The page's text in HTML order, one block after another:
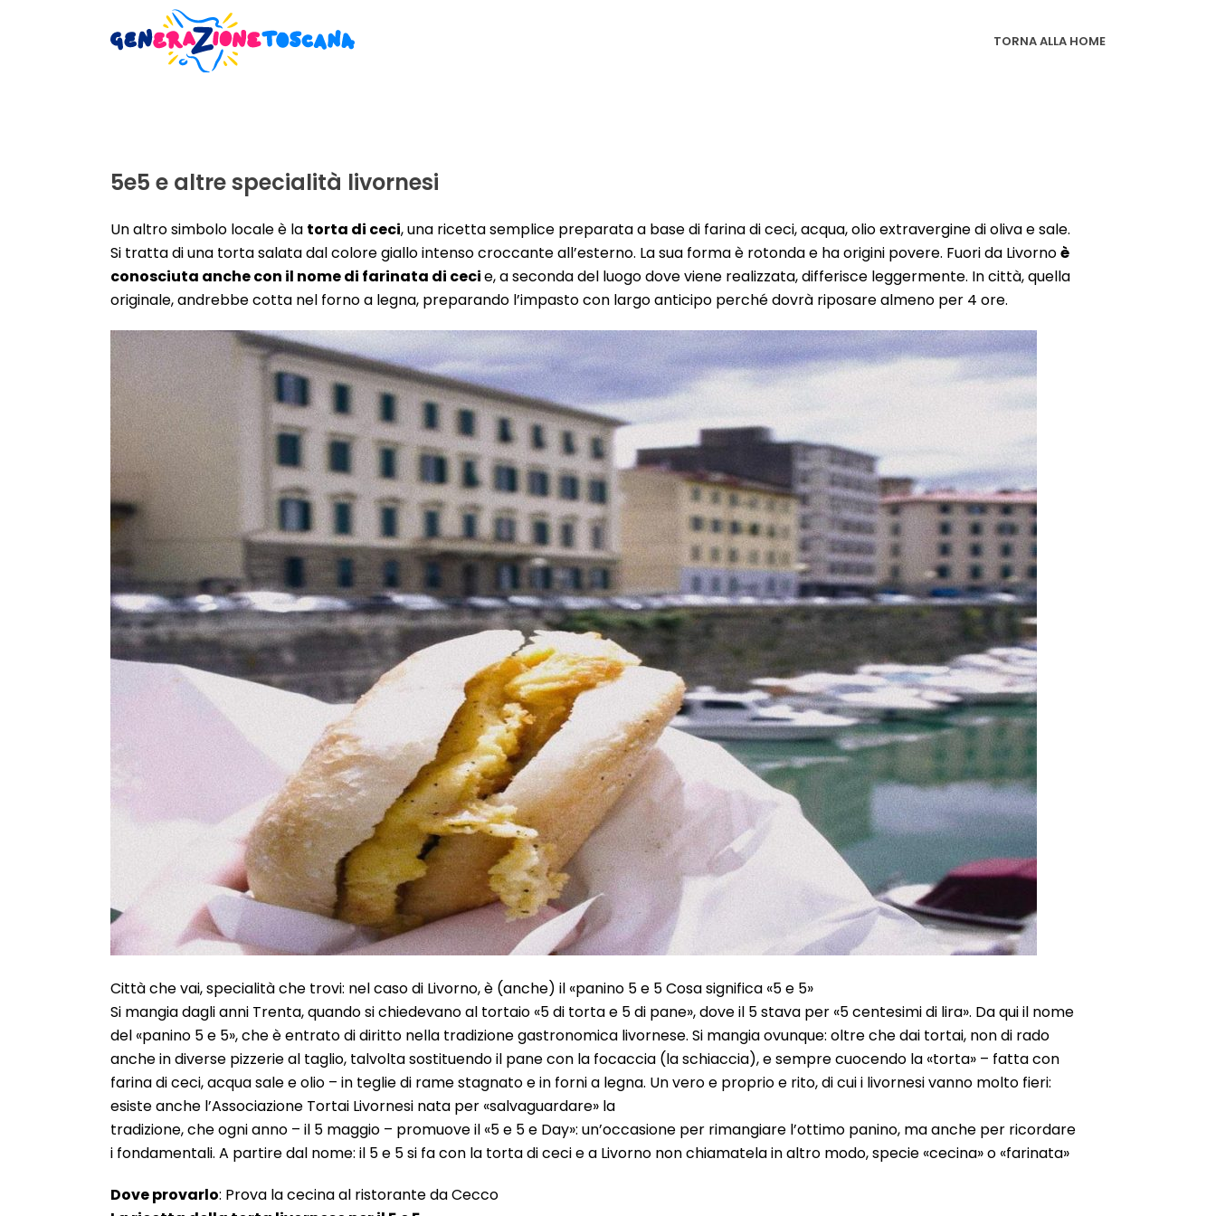
TORNA ALLA HOME
5e5 e altre specialità livornesi
Un altro simbolo locale è la torta di ceci, una ricetta semplice preparata a base di farina di ceci, acqua, olio extravergine di oliva e sale.
Si tratta di una torta salata dal colore giallo intenso croccante all’esterno. La sua forma è rotonda e ha origini povere. Fuori da Livornoè
conosciuta anche con il nome di farinata di cecie, a seconda del luogo dove viene realizzata, differisce leggermente. In città, quella
originale, andrebbe cotta nel forno a legna, preparando l’impasto con largo anticipo perché dovrà riposare almeno per 4 ore.
Città che vai, specialità che trovi: nel caso di Livorno, è (anche) il «panino 5 e 5 Cosa significa «5 e 5»
Si mangia dagli anni Trenta, quando si chiedevano al tortaio «5 di torta e 5 di pane», dove il 5 stava per «5 centesimi di lira». Da qui il nome
del «panino 5 e 5», che è entrato di diritto nella tradizione gastronomica livornese. Si mangia ovunque: oltre che dai tortai, non di rado
anche in diverse pizzerie al taglio, talvolta sostituendo il pane con la focaccia (la schiaccia), e sempre cuocendo la «torta» – fatta con
farina di ceci, acqua sale e olio – in teglie di rame stagnato e in forni a legna. Un vero e proprio e rito, di cui i livornesi vanno molto fieri:
esiste anche l’Associazione Tortai Livornesi nata per «salvaguardare» la
tradizione, che ogni anno – il 5 maggio – promuove il «5 e 5 e Day»: un’occasione per rimangiare l’ottimo panino, ma anche per ricordare
i fondamentali. A partire dal nome: il 5 e 5 si fa con la torta di ceci e a Livorno non chiamatela in altro modo, specie «cecina» o «farinata»
Dove provarlo: Prova la cecina al ristorante da Cecco